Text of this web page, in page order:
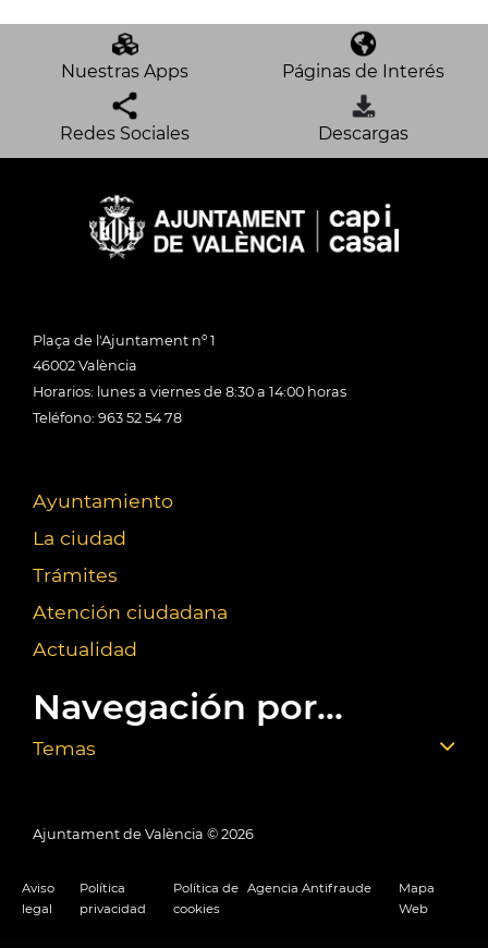
Nuestras Apps Páginas de Interés
Redes Sociales Descargas
Plaça de l'Ajuntament nº 1
46002 València
Horarios: lunes a viernes de 8:30 a 14:00 horas
Teléfono: 963 52 54 78
Ayuntamiento
La ciudad
Trámites
Atención ciudadana
Actualidad
Navegación por...
Temas
Ajuntament de València © 2026
Aviso
legal
Política
privacidad
Política de
cookies
Agencia Antifraude
Mapa
Web